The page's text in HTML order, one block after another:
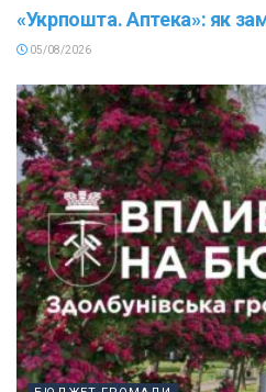
«Укрпошта. Аптека»: як
05/08/2026